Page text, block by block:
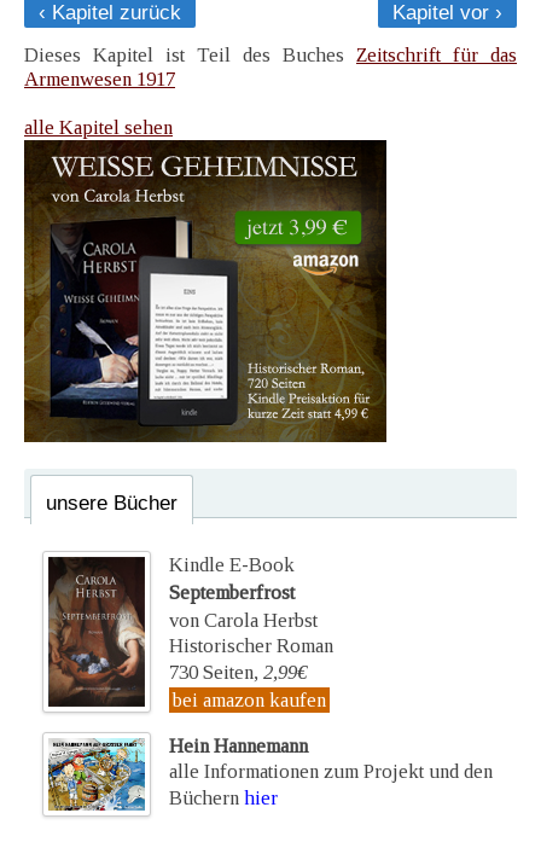
‹ Kapitel zurück
Kapitel vor ›
Dieses Kapitel ist Teil des Buches Zeitschrift für das
Armenwesen 1917
alle Kapitel sehen
unsere Bücher
Kindle E-Book
Septemberfrost
von Carola Herbst
Historischer Roman
730 Seiten, 2,99€
bei amazon kaufen
Hein Hannemann
alle Informationen zum Projekt und den
Büchern hier